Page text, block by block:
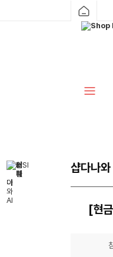
샵다나와
[현